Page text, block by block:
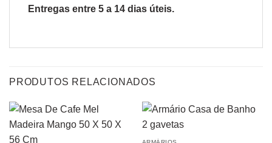
Entregas entre 5 a 14 dias úteis.
PRODUTOS RELACIONADOS